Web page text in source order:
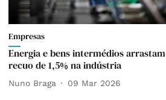
Empresas
Energia e bens intermédios arrastam
recuo de 1,5% na indústria
Nuno Braga 09 Mar 2026